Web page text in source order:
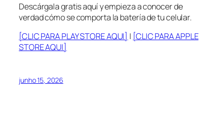
Descárgala gratis aquí y empieza a conocer de
verdad cómo se comporta la batería de tu celular.
[CLIC PARA PLAY STORE AQUI] | [CLIC PARA APPLE
STORE AQUI]
junho 15, 2026